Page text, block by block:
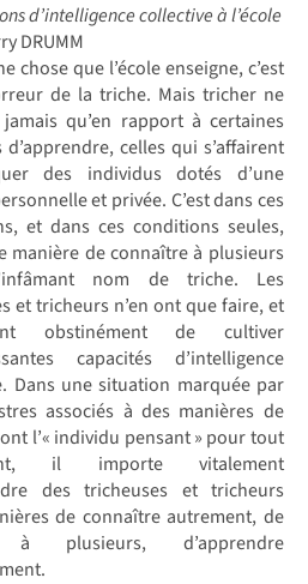
d’intelligence collective à l’école
DRUMM
chose que l’école enseigne, c’est
de la triche. Mais tricher ne
jamais qu’en rapport à certaines
d’apprendre, celles qui s’affairent
des individus dotés d’une
et privée. C’est dans ces
et dans ces conditions seules,
manière de connaître à plusieurs
nom de triche. Les
et tricheurs n’en ont que faire, et
obstinément de cultiver
capacités d’intelligence
Dans une situation marquée par
associés à des manières de
l’« individu pensant » pour tout
il importe vitalement
des tricheuses et tricheurs
de connaître autrement, de
à plusieurs, d’apprendre